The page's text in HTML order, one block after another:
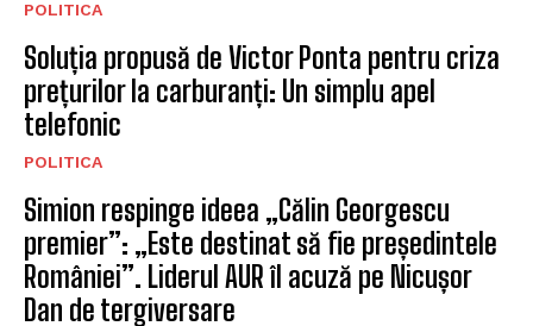
POLITICA
Soluția propusă de Victor Ponta pentru criza
prețurilor la carburanți: Un simplu apel
telefonic
POLITICA
Simion respinge ideea „Călin Georgescu
premier”: „Este destinat să fie președintele
României”. Liderul AUR îl acuză pe Nicușor
Dan de tergiversare